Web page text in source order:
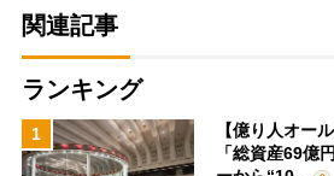
関連記事
ランキング
1
【億り人オー
「総資産69億